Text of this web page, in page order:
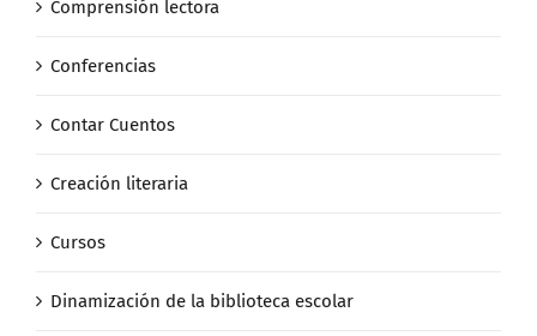
Comprensión lectora
Conferencias
Contar Cuentos
Creación literaria
Cursos
Dinamización de la biblioteca escolar